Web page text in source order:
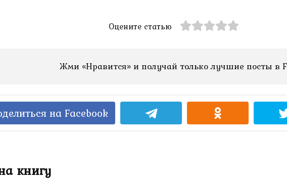
Оцените статью
Жми «Нравится» и получай только лучшие посты в
на Facebook
книгу